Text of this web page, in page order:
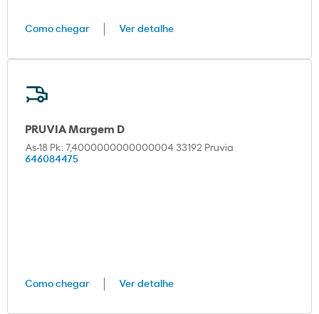
Como chegar Ver detalhe
PRUVIA Margem D
As-18 Pk: 7,4000000000000004 33192 Pruvia
646084475
Como chegar Ver detalhe